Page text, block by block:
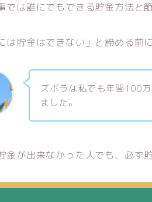
では誰にでもできる貯金方法と
は貯金はできない」と諦める
ズボラな私でも年間100
ました。
金が出来なかった人でも、必ず